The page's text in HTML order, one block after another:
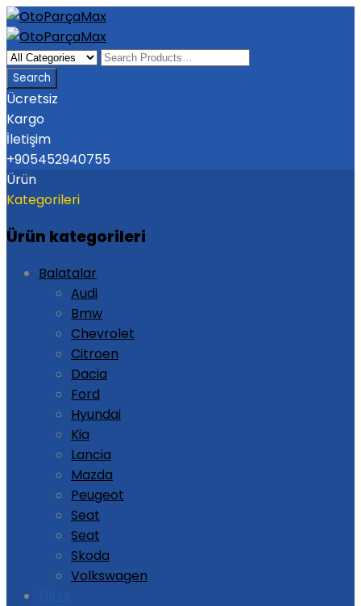
Ücretsiz
Kargo
İletişim
+905452940755
Ürün
Kategorileri
Ürün kategorileri
Balatalar
Audi
Bmw
Chevrolet
Citroen
Dacia
Ford
Hyundai
Kia
Lancia
Mazda
Peugeot
Seat
Seat
Skoda
Volkswagen